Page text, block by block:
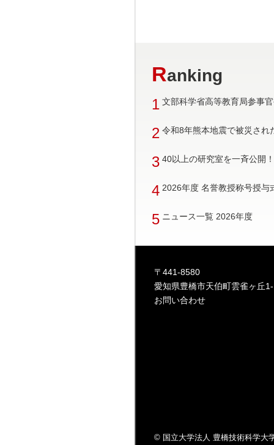
Ranking
1 文部科学省高等教育局参事
2 令和8年熊本地震で被災され
3 40以上の研究室を一斉公開
4 2026年度 名誉教授称号授与
5 ニュース一覧 2026年度
〒441-8580
愛知県豊橋市天伯町雲雀ヶ丘
お問い合わせ
© 国立大学法人 豊橋技術科学大